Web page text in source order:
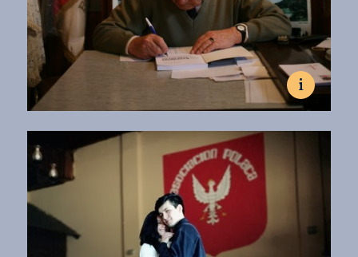
i
Listopad 2012, Buenos Aires.
Prezes Stowarzyszenia Polskich Kombatantów w Argentynie
Franciszek Slusarz w siedzibie stowarzyszenia.
Fot. Dominik Czapigo
Presidente de la Asociación de ex Combatientes Polacos en
Argentina Franciszek Slusarz en la sede de la Asociación.
Fot. Dominik Czapigo